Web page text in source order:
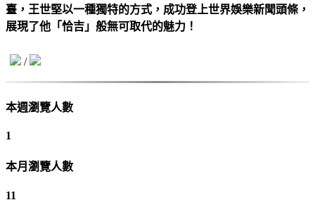
臺，王世堅以一種獨特的方式，成功登上世界娛樂新聞頭條，
展現了他「恰吉」般無可取代的魅力！
/
本週瀏覽人數
1
本月瀏覽人數
11